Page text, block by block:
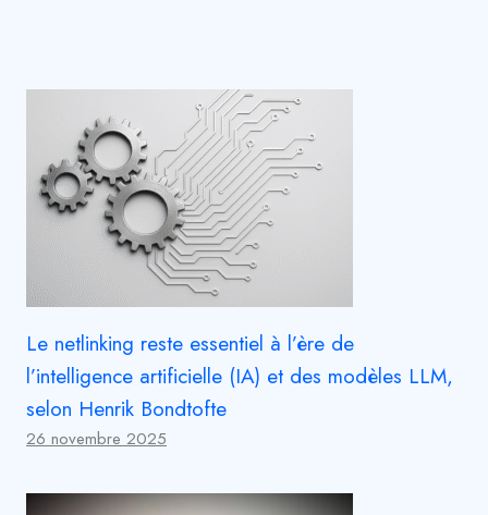
Le netlinking reste essentiel à l’ère de
l’intelligence artificielle (IA) et des modèles LLM,
selon Henrik Bondtofte
26 novembre 2025